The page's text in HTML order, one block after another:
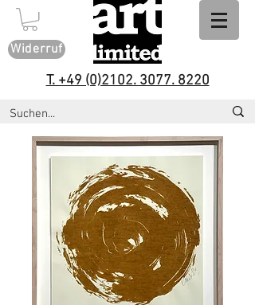
Widerruf
T. +49 (0)2102. 3077. 8220